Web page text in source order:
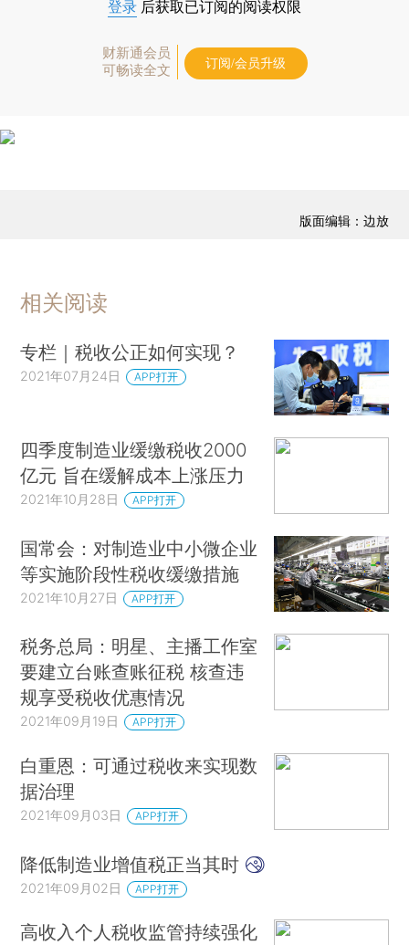
登录 后获取已订阅的阅读权限
财新通会员
可畅读全文
订阅/会员升级
版面编辑：边放
相关阅读
专栏｜税收公正如何实现？
2021年07月24日 APP打开
四季度制造业缓缴税收2000
亿元 旨在缓解成本上涨压力
2021年10月28日 APP打开
国常会：对制造业中小微企业
等实施阶段性税收缓缴措施
2021年10月27日 APP打开
税务总局：明星、主播工作室
要建立台账查账征税 核查违
规享受税收优惠情况
2021年09月19日 APP打开
白重恩：可通过税收来实现数
据治理
2021年09月03日 APP打开
降低制造业增值税正当其时
2021年09月02日 APP打开
高收入个人税收监管持续强化